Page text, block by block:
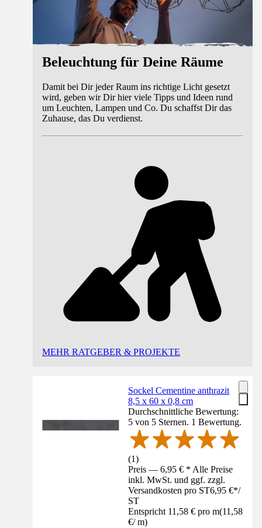
Beleuchtung für Deine Räume
Damit bei Dir jeder Raum ins richtige Licht gesetzt
wird, geben wir Dir hier viele Tipps und Ideen rund
um Leuchten, Lampen und Co. Du schaffst Dir das
Zuhause, das Du verdienst.
MEHR RATGEBER & PROJEKTE
Sockel Cementine anthrazit
8,5 x 60 x 0,8 cm
Durchschnittliche Bewertung:
5 von 5 Sternen. 1 Bewertung.
(1)
Preis — 6,95 € * Alle Preise
inkl. MwSt. und ggf. zzgl.
Versandkosten pro ST6,95 €*/
ST
Entspricht 11,58 € pro m(11,58
€/ m)